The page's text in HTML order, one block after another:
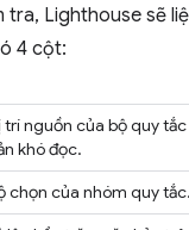
tra, Lighthouse sẽ
4 cột:
trí nguồn của bộ quy tắc
khó đọc.
chọn của nhóm quy tắc.